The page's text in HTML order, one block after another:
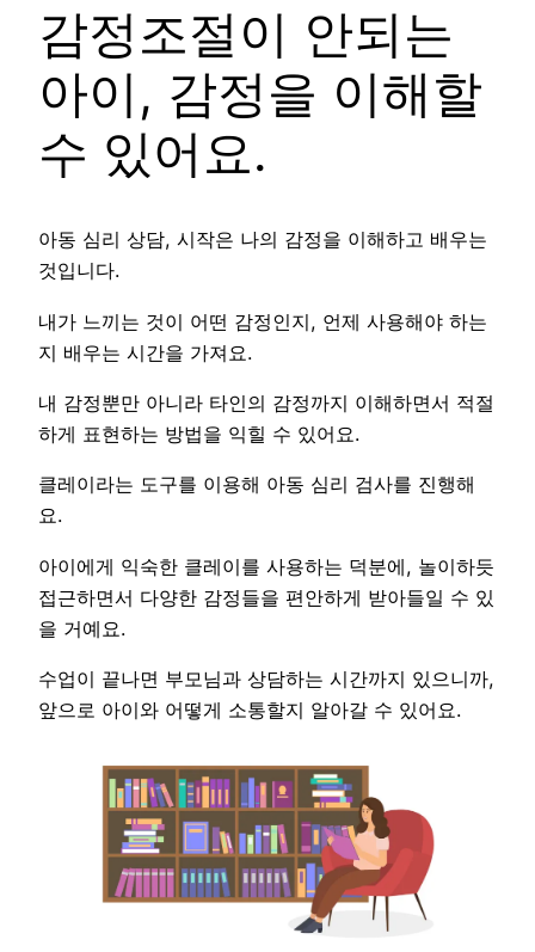
감정조절이 안되는
아이, 감정을 이해할
수 있어요.
아동 심리 상담, 시작은 나의 감정을 이해하고 배우는
것입니다.
내가 느끼는 것이 어떤 감정인지, 언제 사용해야 하는
지 배우는 시간을 가져요.
내 감정뿐만 아니라 타인의 감정까지 이해하면서 적절
하게 표현하는 방법을 익힐 수 있어요.
클레이라는 도구를 이용해 아동 심리 검사를 진행해
요.
아이에게 익숙한 클레이를 사용하는 덕분에, 놀이하듯
접근하면서 다양한 감정들을 편안하게 받아들일 수 있
을 거예요.
수업이 끝나면 부모님과 상담하는 시간까지 있으니까,
앞으로 아이와 어떻게 소통할지 알아갈 수 있어요.